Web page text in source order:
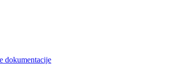
dokumentacije